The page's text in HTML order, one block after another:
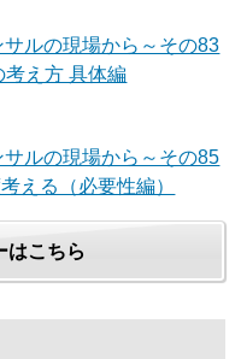
ルの現場から～その83
考え方 具体編
ルの現場から～その85
える（必要性編）
はこちら